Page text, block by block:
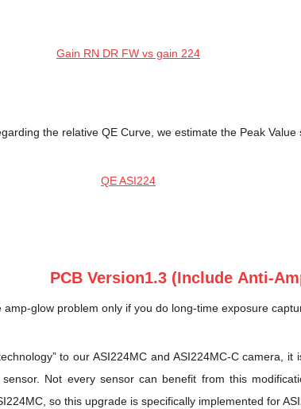
the relative QE Curve, we estimate the Peak Value
PCB Version1.3 (include Anti-
amp-glow problem only if you do long-time exposure
to our ASI224MC and ASI224MC-C camera, it
Not every sensor can benefit from this
so this upgrade is specifically implemented for